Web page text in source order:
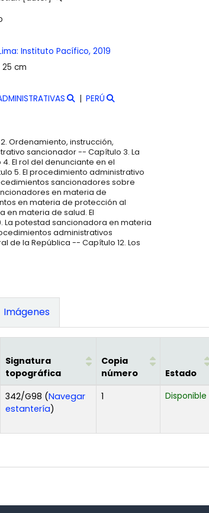
Instituto Pacífico, 2019
25 cm
PERÚ
Ordenamiento, instrucción,
sancionador -- Capítulo 3. La
El rol del denunciante en el
5. El procedimiento administrativo
sancionadores sobre
en materia de
en materia de protección al
en materia de salud. El
La potestad sancionadora en materia
administrativos
de la República -- Capítulo 12. Los
Imágenes
Signatura
topográfica
Copia
número
Estado
342/G98 (Navegar
estantería(Abre debajo)
)
1 Disponible